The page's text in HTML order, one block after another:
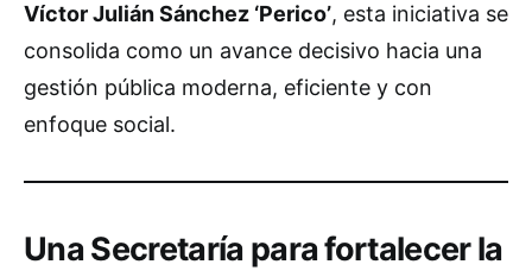
Víctor Julián Sánchez ‘Perico’, esta iniciativa se
consolida como un avance decisivo hacia una
gestión pública moderna, eficiente y con
enfoque social.
Una Secretaría para fortalecer la